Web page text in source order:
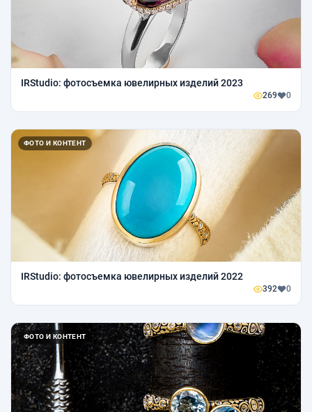
IRStudio: фотосъемка ювелирных изделий 2023
269 0
ФОТО И КОНТЕНТ
IRStudio: фотосъемка ювелирных изделий 2022
392 0
ФОТО И КОНТЕНТ